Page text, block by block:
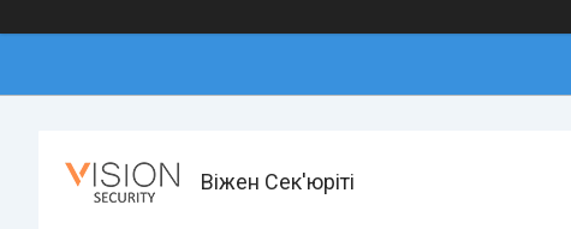
Віжен Сек'юріті